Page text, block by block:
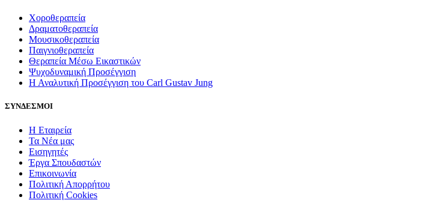
Χοροθεραπεία
Δραματοθεραπεία
Μουσικοθεραπεία
Παιγνιοθεραπεία
Θεραπεία Μέσω Εικαστικών
Ψυχοδυναμική Προσέγγιση
Η Αναλυτική Προσέγγιση του Carl Gustav Jung
ΣΥΝΔΕΣΜΟΙ
Η Εταιρεία
Τα Νέα μας
Εισηγητές
Έργα Σπουδαστών
Επικοινωνία
Πολιτική Απορρήτου
Πολιτική Cookies